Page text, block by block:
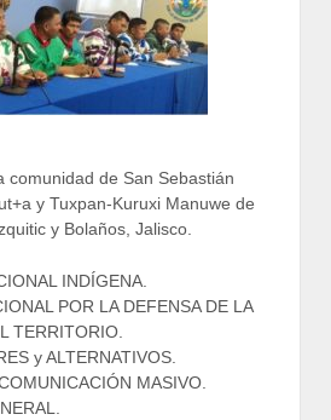
comunidad de San Sebastián
y Tuxpan-Kuruxi Manuwe de
y Bolaños, Jalisco.
INDÍGENA.
POR LA DEFENSA DE LA
TERRITORIO.
y ALTERNATIVOS.
MASIVO.